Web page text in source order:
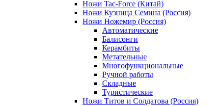
Ножи Tac-Force (Китай)
Ножи Кузница Семина (Россия)
Ножи Ножемир (Россия)
Автоматические
Балисонги
Керамбиты
Метательные
Многофункциональные
Ручной работы
Складные
Туристические
Ножи Титов и Солдатова (Россия)